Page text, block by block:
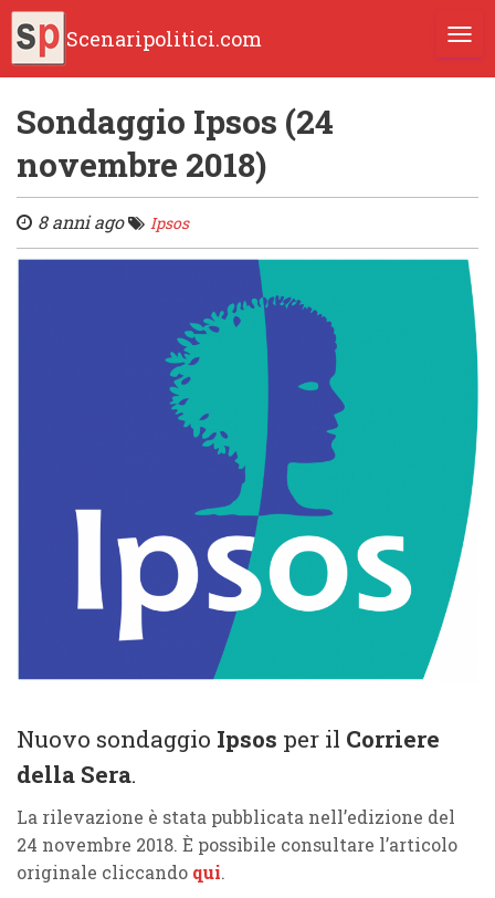
Scenaripolitici.com
Sondaggio Ipsos (24
novembre 2018)
8 anni ago Ipsos
Nuovo sondaggio Ipsos per il Corriere
della Sera.
La rilevazione è stata pubblicata nell’edizione del
24 novembre 2018. È possibile consultare l’articolo
originale cliccando qui.